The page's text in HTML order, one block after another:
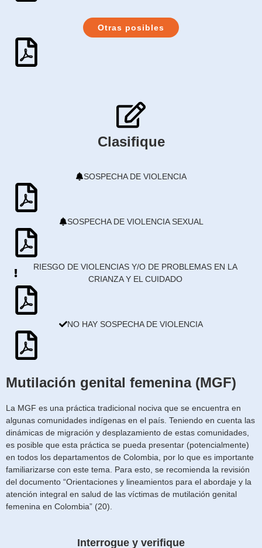
Otras posibles
Clasifique
SOSPECHA DE VIOLENCIA
SOSPECHA DE VIOLENCIA SEXUAL
RIESGO DE VIOLENCIAS Y/O DE PROBLEMAS EN LA
CRIANZA Y EL CUIDADO
NO HAY SOSPECHA DE VIOLENCIA
Mutilación genital femenina (MGF)
La MGF es una práctica tradicional nociva que se encuentra en
algunas comunidades indígenas en el país. Teniendo en cuenta las
dinámicas de migración y desplazamiento de estas comunidades,
es posible que esta práctica se pueda presentar (potencialmente)
en todos los departamentos de Colombia, por lo que es importante
familiarizarse con este tema. Para esto, se recomienda la revisión
del documento “Orientaciones y lineamientos para el abordaje y la
atención integral en salud de las víctimas de mutilación genital
femenina en Colombia” (20).
Interrogue y verifique